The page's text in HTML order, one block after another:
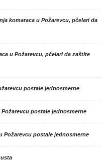
komaraca u Požarevcu, pčelari da
u Požarevcu, pčelari da zaštite
postale jednosmerne
postale jednosmerne
Požarevcu postale jednosmerne